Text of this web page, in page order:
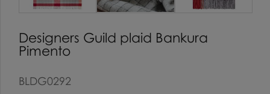
Designers Guild plaid Bankura
Pimento
BLDG0292